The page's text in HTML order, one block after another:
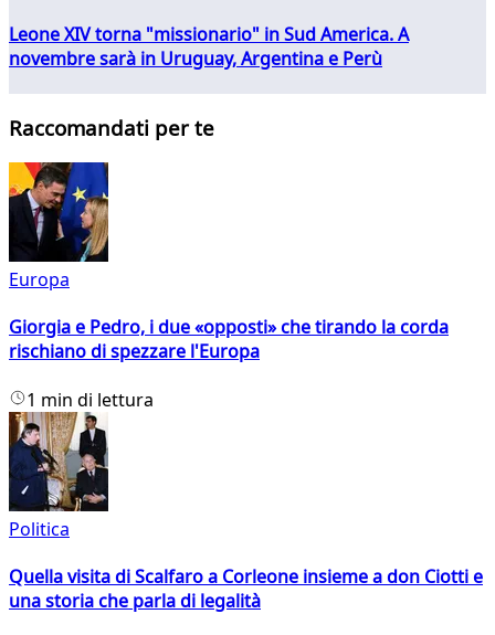
Leone XIV torna "missionario" in Sud America. A
novembre sarà in Uruguay, Argentina e Perù
Raccomandati per te
Europa
Giorgia e Pedro, i due «opposti» che tirando la corda
rischiano di spezzare l'Europa
1 min di lettura
Politica
Quella visita di Scalfaro a Corleone insieme a don Ciotti e
una storia che parla di legalità